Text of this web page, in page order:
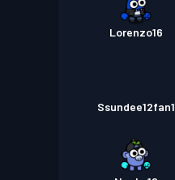
Lorenzo16
Ssundee12fan1